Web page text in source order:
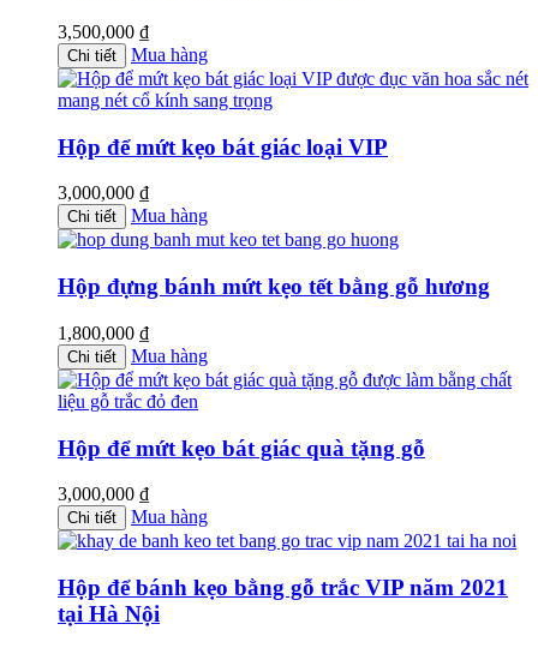
3,500,000 ₫
Chi tiết Mua hàng
Hộp để mứt kẹo bát giác loại VIP
3,000,000 ₫
Chi tiết Mua hàng
Hộp đựng bánh mứt kẹo tết bằng gỗ hương
1,800,000 ₫
Chi tiết Mua hàng
Hộp để mứt kẹo bát giác quà tặng gỗ
3,000,000 ₫
Chi tiết Mua hàng
Hộp để bánh kẹo bằng gỗ trắc VIP năm 2021
tại Hà Nội